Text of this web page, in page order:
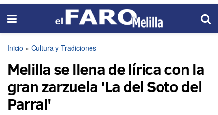
Inicio » Cultura y Tradiciones
Melilla se llena de lírica con la
gran zarzuela 'La del Soto del
Parral'